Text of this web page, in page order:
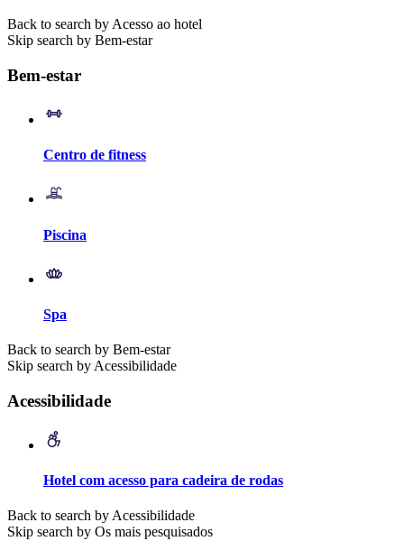
Back to search by Acesso ao hotel
Skip search by Bem-estar
Bem-estar
Centro de fitness
Piscina
Spa
Back to search by Bem-estar
Skip search by Acessibilidade
Acessibilidade
Hotel com acesso para cadeira de rodas
Back to search by Acessibilidade
Skip search by Os mais pesquisados